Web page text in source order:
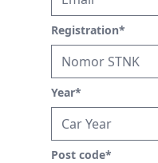
Registration*
Year*
Post code*